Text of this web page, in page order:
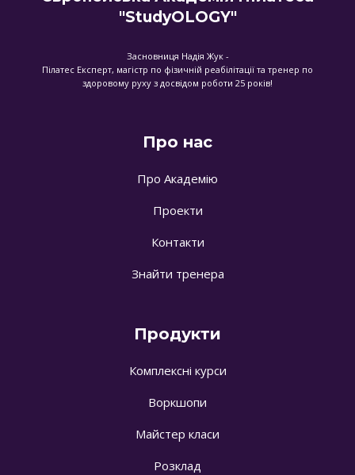
"StudyOLOGY"
Засновниця Надія Жук -
Пілатес Експерт, магістр по фізичній реабілітації та тренер по
здоровому руху з досвідом роботи 25 років!
Про нас
Про Академію
Проекти
Контакти
Знайти тренера
Продукти
Комплексні курси
Воркшопи
Майстер класи
Розклад